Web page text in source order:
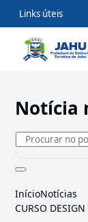
Links úteis
Notícia
InícioNotícias
CURSO